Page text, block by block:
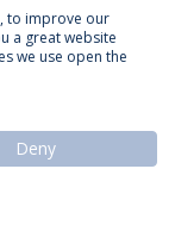
to improve our
a great website
we use open the
Deny